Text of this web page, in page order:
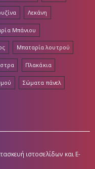
Λεκάνη
Μπάνιου
Μπαταρία λουτρού
Πλακάκια
Σώματα πάνελ
ιστοσελίδων και E-